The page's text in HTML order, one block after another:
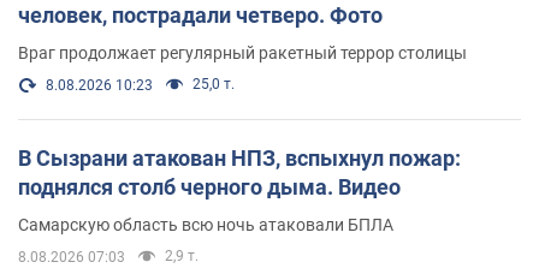
человек, пострадали четверо. Фото
Враг продолжает регулярный ракетный террор столицы
8.08.2026 10:23 25,0 т.
В Сызрани атакован НПЗ, вспыхнул пожар:
поднялся столб черного дыма. Видео
Самарскую область всю ночь атаковали БПЛА
8.08.2026 07:03 2,9 т.